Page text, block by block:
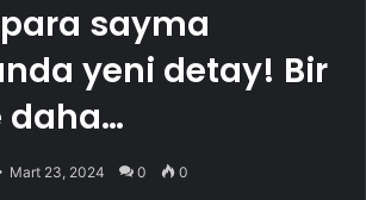
para sayma
yeni detay! Bir
daha…
Mart 23, 2024 0 0